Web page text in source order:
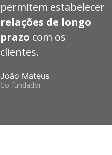
permitem estabelecer
relações de longo
prazo com os
clientes.
João Mateus
Co-fundador